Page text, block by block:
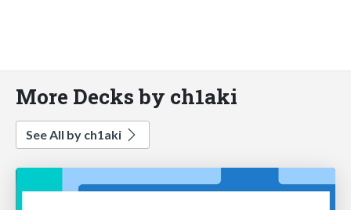
More Decks by ch1aki
See All by ch1aki